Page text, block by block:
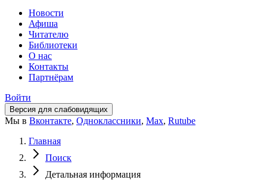
Новости
Афиша
Читателю
Библиотеки
О нас
Контакты
Партнёрам
Войти
Версия для слабовидящих
Мы в Вконтакте, Одноклассники, Max, Rutube
Главная
Поиск
Детальная информация